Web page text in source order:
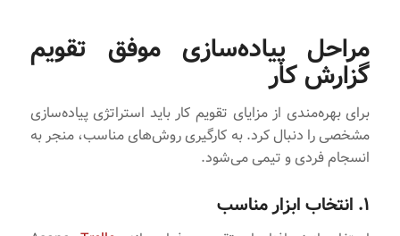
مراحل پیاده‌سازی موفق تقویم
گزارش کار
برای بهره‌مندی از مزایای تقویم کار باید استراتژی پیاده‌سازی
مشخصی را دنبال کرد. به کارگیری روش‌های مناسب، منجر به
انسجام فردی و تیمی می‌شود.
۱. انتخاب ابزار مناسب